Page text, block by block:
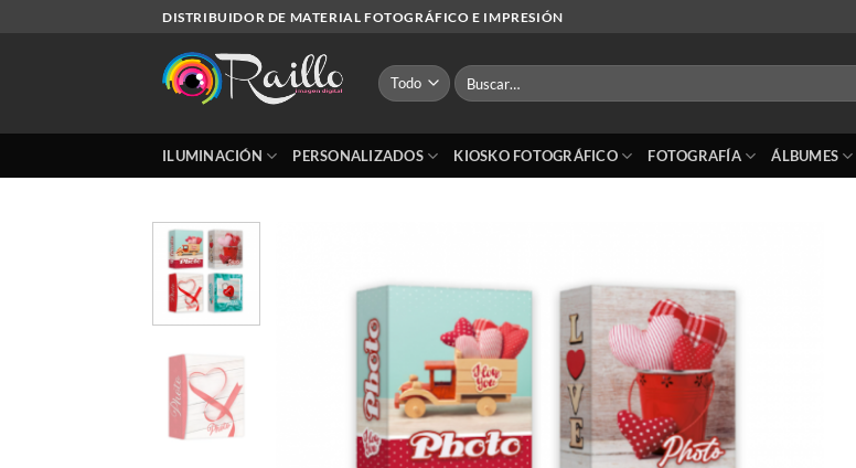
DISTRIBUIDOR DE MATERIAL FOTOGRÁFICO E IMPRESIÓN
Buscar
por:
ILUMINACIÓN PERSONALIZADOS KIOSKO FOTOGRÁFICO FOTOGRAFÍA ÁLBUMES